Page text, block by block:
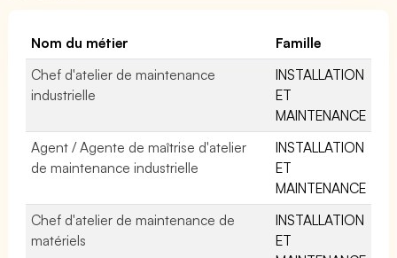
Nom du métier
Famille
Chef d'atelier de maintenance
industrielle
INSTALLATION
ET
MAINTENANCE
Agent / Agente de maîtrise d'atelier
de maintenance industrielle
INSTALLATION
ET
MAINTENANCE
Chef d'atelier de maintenance de
matériels
INSTALLATION
ET